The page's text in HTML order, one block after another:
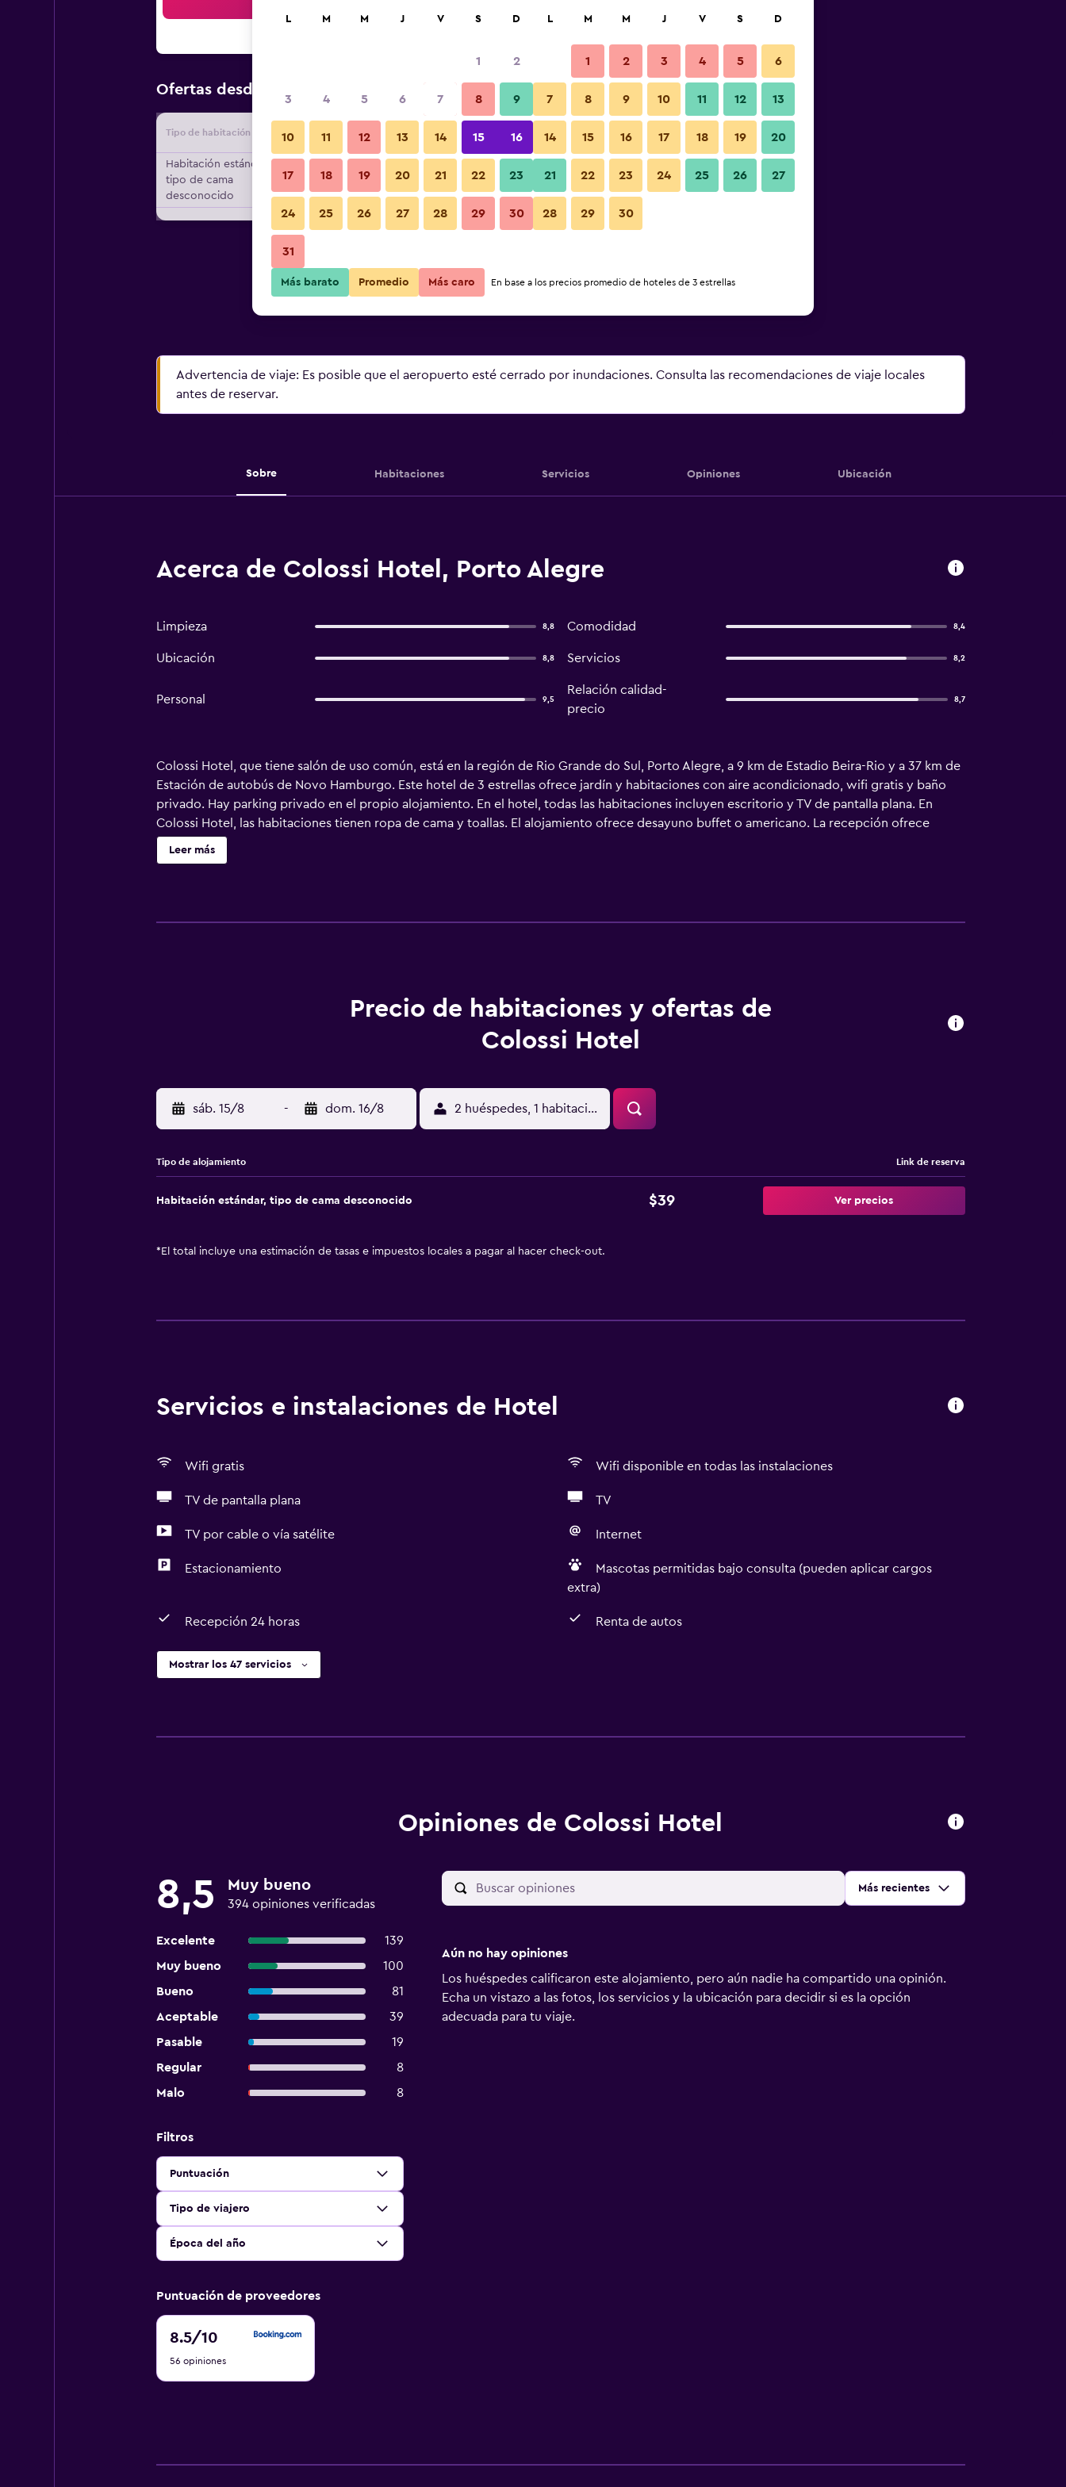
Ofertas desde Oferta más barata de precio por noche
Tipo de habitación Proveedor Total noche
Habitación estándar,
tipo de cama
desconocido
$39 Ver oferta
Advertencia de viaje: Es posible que el aeropuerto esté cerrado por inundaciones. Consulta las recomendaciones de viaje locales
antes de reservar.
Sobre Habitaciones Servicios Opiniones Ubicación
Acerca de Colossi Hotel, Porto Alegre
Limpieza 8,8 Comodidad 8,4
Ubicación 8,8 Servicios 8,2
Personal 9,5
Relación calidad-
precio
8,7
Colossi Hotel, que tiene salón de uso común, está en la región de Rio Grande do Sul, Porto Alegre, a 9 km de Estadio Beira-Rio y a 37 km de
Estación de autobús de Novo Hamburgo. Este hotel de 3 estrellas ofrece jardín y habitaciones con aire acondicionado, wifi gratis y baño
privado. Hay parking privado en el propio alojamiento. En el hotel, todas las habitaciones incluyen escritorio y TV de pantalla plana. En
Colossi Hotel, las habitaciones tienen ropa de cama y toallas. El alojamiento ofrece desayuno buffet o americano. La recepción ofrece
ayuda las 24 horas. Puente Guaiba está a 1,9 km del alojamiento, y CIEE Theatre está a 2,6 km. El aeropuerto (Aeropuerto Salgado Filho) está
a 2 km.
Leer más
Precio de habitaciones y ofertas de
Colossi Hotel
sáb. 15/8 - dom. 16/8 2 huéspedes, 1 habitación
Tipo de alojamiento Link de reserva
Habitación estándar, tipo de cama desconocido $39 Ver precios
* El total incluye una estimación de tasas e impuestos locales a pagar al hacer check-out.
Servicios e instalaciones de Hotel
Wifi gratis Wifi disponible en todas las instalaciones
TV de pantalla plana TV
TV por cable o vía satélite Internet
Estacionamiento
Mascotas permitidas bajo consulta (pueden aplicar cargos
extra)
Recepción 24 horas Renta de autos
Mostrar los 47 servicios
Opiniones de Colossi Hotel
8,5 Muy bueno
394 opiniones verificadas
Excelente
139
Muy bueno
100
Bueno
81
Aceptable
39
Pasable
19
Regular
8
Malo
8
Ordenar por:
Más recientes
Filtros
Puntuación
Tipo de viajero
Época del año
Puntuación de proveedores
8.5/10
8.5
10
56 opiniones
Aún no hay opiniones
Los huéspedes calificaron este alojamiento, pero aún nadie ha compartido una opinión.
Echa un vistazo a las fotos, los servicios y la ubicación para decidir si es la opción
adecuada para tu viaje.
L M M J V S D
1 2
3 4 5 6 7 8 9
10 11 12 13 14 15 16
17 18 19 20 21 22 23
24 25 26 27 28 29 30
31
L M M J V S D
1 2 3 4 5 6
7 8 9 10 11 12 13
14 15 16 17 18 19 20
21 22 23 24 25 26 27
28 29 30
Más barato Promedio Más caro En base a los precios promedio de hoteles de 3 estrellas